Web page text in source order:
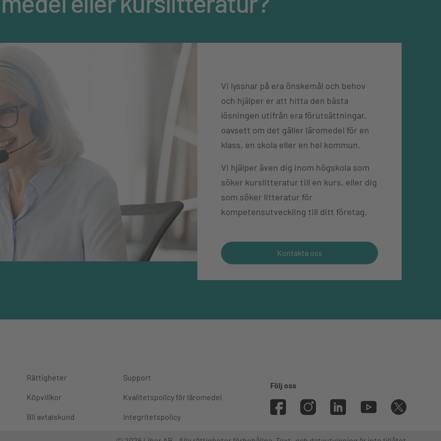
Vi lyssnar på era önskemål och behov
och hjälper er att hitta den bästa
lösningen utifrån era förutsättningar,
oavsett om det gäller läromedel för en
klass, en skola eller en hel kommun.
Vi hjälper även dig inom högskola som
söker kurslitteratur till en kurs, eller dig
som söker litteratur för
kompetensutveckling till ditt företag.
Kontakta oss
Rättigheter
Köpvillkor
Bli avtalskund
Support
Kvalitetspolicy för läromedel
Integritetspolicy
Följ oss